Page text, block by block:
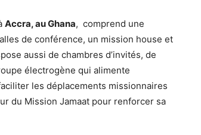
Accra, au Ghana, comprend une
de conférence, un mission house et
aussi de chambres d’invités, de
électrogène qui alimente
les déplacements missionnaires
du Mission Jamaat pour renforcer sa